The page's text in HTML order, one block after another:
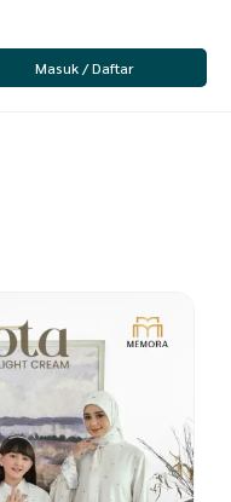
Masuk / Daftar